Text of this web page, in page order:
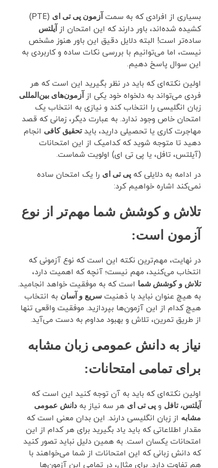
بسیاری از افرادی که به سمت آزمون پی تی ای
(PTE)
کشیده شده‌اند، باور دارند که این امتحان از
آیلتس
ساده‌تر است! البته دلایل دقیق این باور هنوز مشخص
نیست، اما می‌توانیم با بررسی نکات ساده و کاربردی به
این سوال پاسخ دهیم.
اولین نکته‌ای که باید در نظر بگیرید این است که هر
فردی می‌تواند به دلخواه خود یکی از
آزمون‌های بین‌المللی
زبان انگلیسی را انتخاب کند و نیازی به انتخاب یک
امتحان خاص وجود ندارد. به عبارت دیگر، زمانی که قصد
مهاجرت کاری یا تحصیلی دارید، بایدتحقیق کافی انجام
دهید تا متوجه شوید که کدامیک از این امتحانات
(آیلتس، تافل، یا پی تی ای) اولویت شماست.
در ادامه به دلایلی کهپی تی ای را یک امتحان ساده
نمی‌کند اشاره خواهیم کرد:
تلاش و کوشش شما مهم‌تر از نوع
آزمون است:
در نهایت، مهم‌ترین نکته این است که نوع آزمونی که
انتخاب می‌کنید، مهم نیست؛ آنچه که اهمیت دارد،
تلاش و کوشش شما است که به موفقیت خواهد انجامید.
به هیچ عنوان نباید با ذهنیت سریع و آسان به انتخاب
هیچ کدام از این آزمون‌ها بپردازید. موفقیت واقعی تنها
از طریق تمرین، تلاش و بهبود مداوم به دست می‌آید.
نیاز به دانش عمومی زبان مشابه
برای تمامی امتحانات:
اولین نکته‌ای که باید به آن توجه کنید این است که
آیلتس، تافل وپی تی ای هر سه نیاز به دانش عمومی
مشابه از زبان انگلیسی دارند. این بدان معنی است که
مقدار اطلاعاتی که باید یاد بگیرید برای هر کدام از این
امتحانات یکسان است. به همین دلیل نباید تصور کنید
که دانش زبانی که این امتحانات از شما می‌خواهند با
هم تفاوت دارد. برای مثال، در تمامی این آزمون‌ها